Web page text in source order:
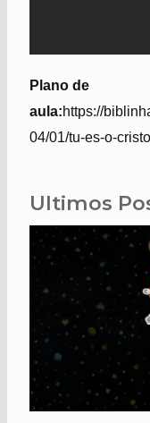
Plano de
aula:https://
04/01/tu-es-o-
Ultimos